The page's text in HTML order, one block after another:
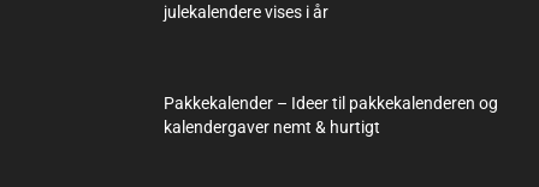
julekalendere vises i år
Pakkekalender – Ideer til pakkekalenderen og
kalendergaver nemt & hurtigt